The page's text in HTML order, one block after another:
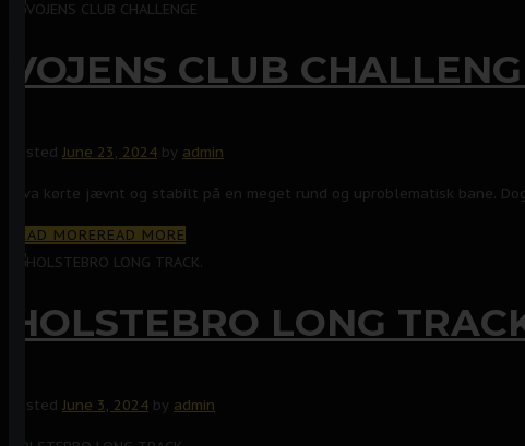
VOJENS CLUB
Posted June 23, 2024 by admin
Alva kørte jævnt og stabilt på en meget rund og uproblematisk bane.
READ MOREREAD MORE
HOLSTEBRO LONG
Posted June 3, 2024 by admin